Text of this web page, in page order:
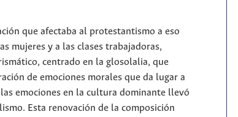
que afectaba al protestantismo a eso
mujeres y a las clases trabajadoras,
centrado en la glosolalia, que
de emociones morales que da lugar a
emociones en la cultura dominante llevó
Esta renovación de la composición